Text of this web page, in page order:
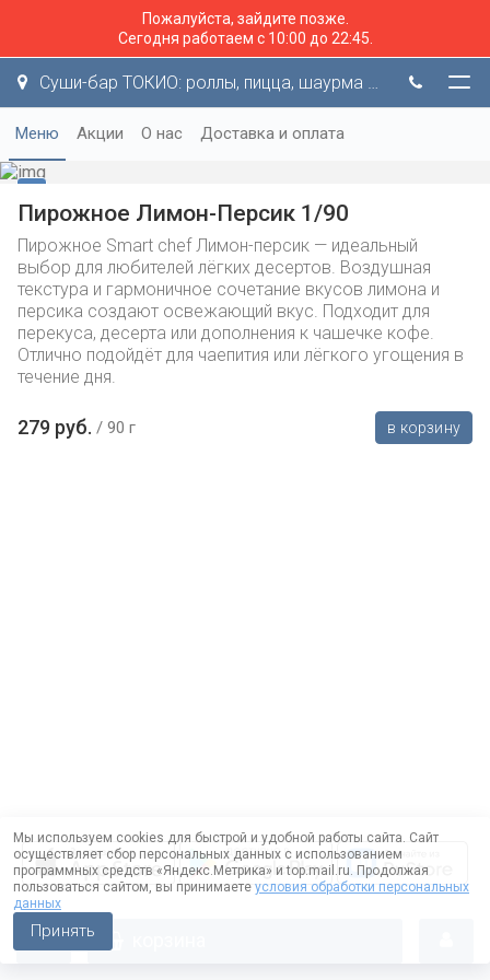
Пожалуйста, зайдите позже.
Сегодня работаем с 10:00 до 22:45.
Суши-бар ТОКИО: роллы, пицца, шаурма и не только!
Меню Акции О нас Доставка и оплата
Пирожное Лимон-Персик 1/90
Пирожное Smart chef Лимон-персик — идеальный
выбор для любителей лёгких десертов. Воздушная
текстура и гармоничное сочетание вкусов лимона и
персика создают освежающий вкус. Подходит для
перекуса, десерта или дополнения к чашечке кофе.
Отлично подойдёт для чаепития или лёгкого угощения в
течение дня.
279 руб. 90 г в корзину
Мы используем cookies для быстрой и удобной работы сайта. Сайт
осуществляет сбор персональных данных с использованием
программных средств «Яндекс.Метрика» и top.mail.ru. Продолжая
пользоваться сайтом, вы принимаете условия обработки персональных
данных
Принять